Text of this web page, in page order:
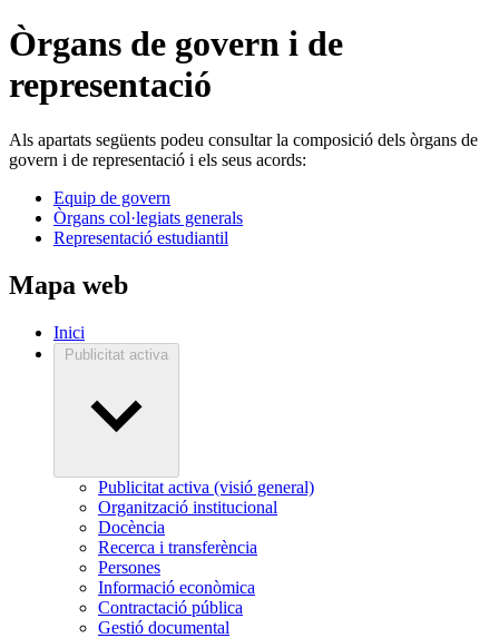
Òrgans de govern i de
representació
Als apartats següents podeu consultar la composició dels òrgans de
govern i de representació i els seus acords:
Equip de govern
Òrgans col·legiats generals
Representació estudiantil
Mapa web
Inici
Publicitat activa
Publicitat activa (visió general)
Organització institucional
Docència
Recerca i transferència
Persones
Informació econòmica
Contractació pública
Gestió documental